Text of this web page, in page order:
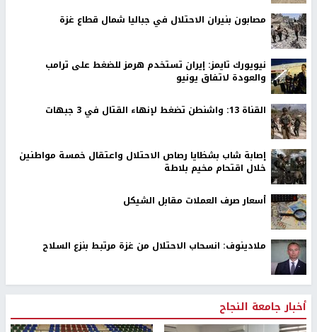
مصابون بنيران الاحتلال في جباليا شمال قطاع غزة
نيويورك تايمز: إيران تستخدم هرمز للضغط على ترامب
والعودة لاتفاق يونيو
القناة 13: واشنطن تضغط لإنهاء القتال في 3 جبهات
إصابة شاب بشظايا رصاص الاحتلال واعتقال خمسة مواطنين
خلال اقتحام مخيم بلاطة
أسعار صرف العملات مقابل الشيكل
ملادينوف: انسحاب الاحتلال من غزة مرتبط بنزع السلاح
أخبار جامعة النجاح